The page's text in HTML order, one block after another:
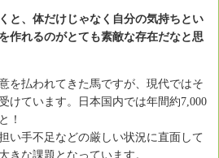
と、体だけじゃなく自分の気持ちとい
作れるのがとても素敵な存在だなと思
を払われてきた馬ですが、現代ではそ
けています。日本国内では年間約7,000
！
い手不足などの厳しい状況に直面して
きな課題となっています。